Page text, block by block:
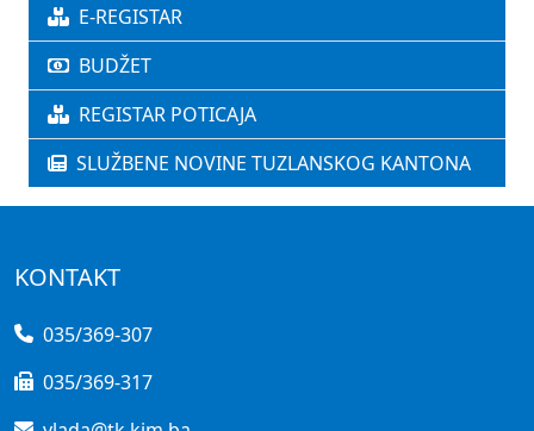
E-REGISTAR
BUDŽET
REGISTAR POTICAJA
SLUŽBENE NOVINE TUZLANSKOG KANTONA
KONTAKT
035/369-307
035/369-317